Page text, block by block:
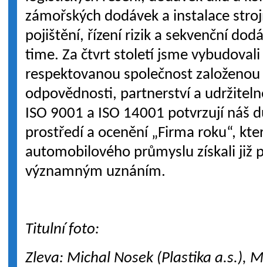
zámořských dodávek a instalace
pojištění, řízení rizik a sekvenční
time. Za čtvrt století jsme
respektovanou společnost
odpovědnosti, partnerství a
ISO 9001 a ISO 14001 potvrzují náš
prostředí a ocenění „Firma roku“,
automobilového průmyslu získali již
významným uznáním.
Titulní foto:
Zleva: Michal Nosek (Plastika a.s.),